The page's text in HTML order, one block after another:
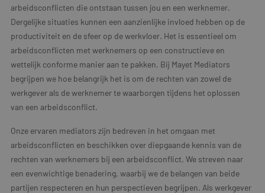
arbeidsconflicten die ontstaan tussen jou en een werknemer.
Dergelijke situaties kunnen een aanzienlijke invloed hebben op de
productiviteit en de sfeer op de werkvloer. Het is essentieel om
arbeidsconflicten met werknemers op een constructieve en
wettelijk conforme manier aan te pakken. Bij Mayet Mediators
begrijpen we hoe belangrijk het is om de rechten van zowel de
werkgever als de werknemer te waarborgen tijdens het oplossen
van een arbeidsconflict.
Onze ervaren mediators zijn bedreven in het omgaan met
arbeidsconflicten en beschikken over diepgaande kennis van de
rechten van werknemers bij een arbeidsconflict. We streven naar
een evenwichtige benadering, waarbij we de belangen van beide
partijen respecteren en hun perspectieven begrijpen. Als werkgever